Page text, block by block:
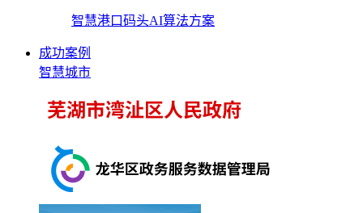
智慧港口码头AI算法方案
成功案例
智慧城市